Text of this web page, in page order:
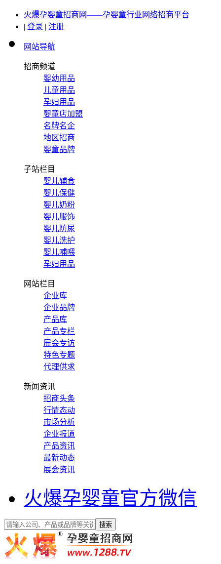
火爆孕婴童招商网——孕婴童行业网络招商平台
| 登录 | 注册
网站导航
招商频道
婴幼用品
儿童用品
孕妇用品
婴童店加盟
名牌名企
地区招商
婴童品牌
子站栏目
婴儿辅食
婴儿保健
婴儿奶粉
婴儿服饰
婴儿防尿
婴儿洗护
婴儿哺喂
孕妇用品
网站栏目
企业库
企业品牌
产品库
产品专栏
展会专访
特色专题
代理供求
新闻资讯
招商头条
行情态动
市场分析
企业报道
产品资讯
最新动态
展会资讯
火爆孕婴童官方微信